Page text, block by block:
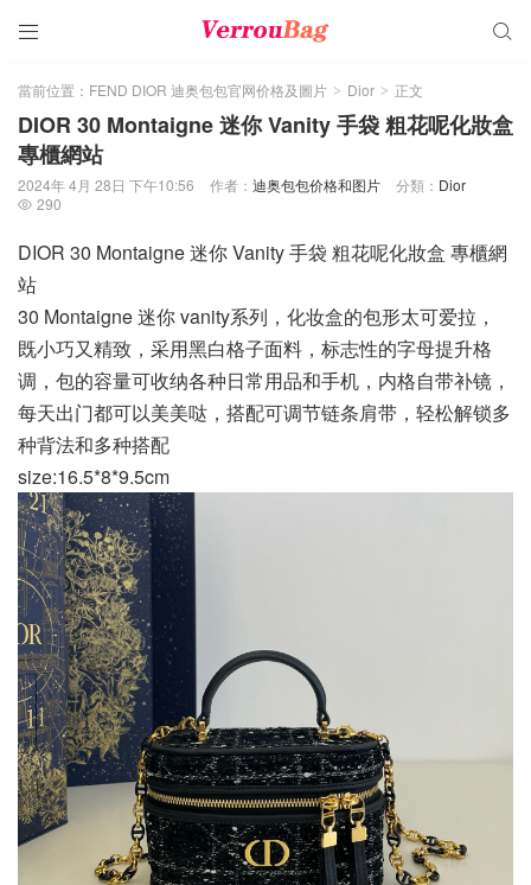
 
當前位置： FEND DIOR 迪奥包包官网价格及圖片 > Dior > 正文
DIOR 30 Montaigne 迷你 Vanity 手袋 粗花呢化妝盒
專櫃網站
2024年 4月 28日 下午10:56 作者： 迪奥包包价格和图片 分類： Dior
 290
DIOR 30 Montaigne 迷你 Vanity 手袋 粗花呢化妝盒 專櫃網
站
30 Montaigne 迷你 vanity系列，化妆盒的包形太可爱拉，
既小巧又精致，采用黑白格子面料，标志性的字母提升格
调，包的容量可收纳各种日常用品和手机，内格自带补镜，
每天出门都可以美美哒，搭配可调节链条肩带，轻松解锁多
种背法和多种搭配
size:16.5*8*9.5cm